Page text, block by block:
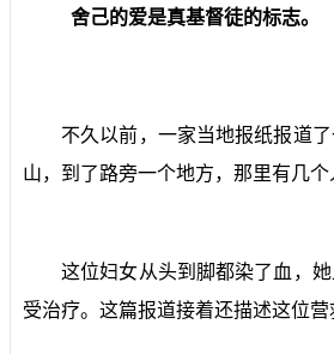
舍己的爱是真基督徒的标志。
不久以前，一家当地报纸报道
山，到了路旁一个地方，那里有几个
这位妇女从头到脚都染了血，
受治疗。这篇报道接着还描述这位